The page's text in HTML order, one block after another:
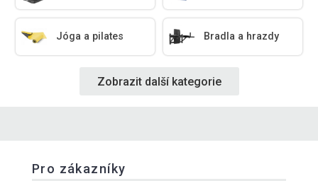
Jóga a pilates Bradla a hrazdy
Zobrazit další kategorie
Pro zákazníky